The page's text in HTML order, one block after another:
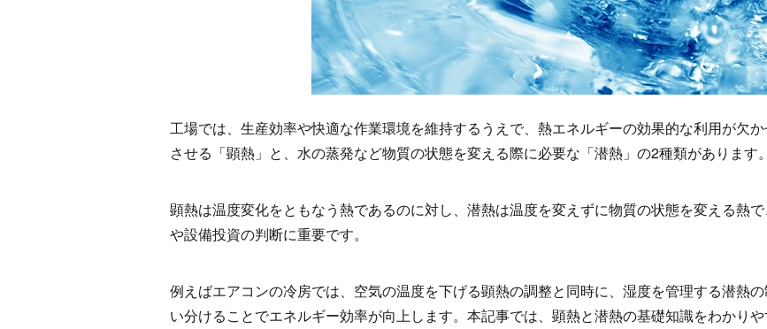
工場では、生産効率や快適な作業環境を維持するうえで、熱エネルギーの効果的な利用が欠
させる「顕熱」と、水の蒸発など物質の状態を変える際に必要な「潜熱」の2種類があります。
顕熱は温度変化をともなう熱であるのに対し、潜熱は温度を変えずに物質の状態を変える熱
や設備投資の判断に重要です。
例えばエアコンの冷房では、空気の温度を下げる顕熱の調整と同時に、湿度を管理する潜熱
い分けることでエネルギー効率が向上します。本記事では、顕熱と潜熱の基礎知識をわかり